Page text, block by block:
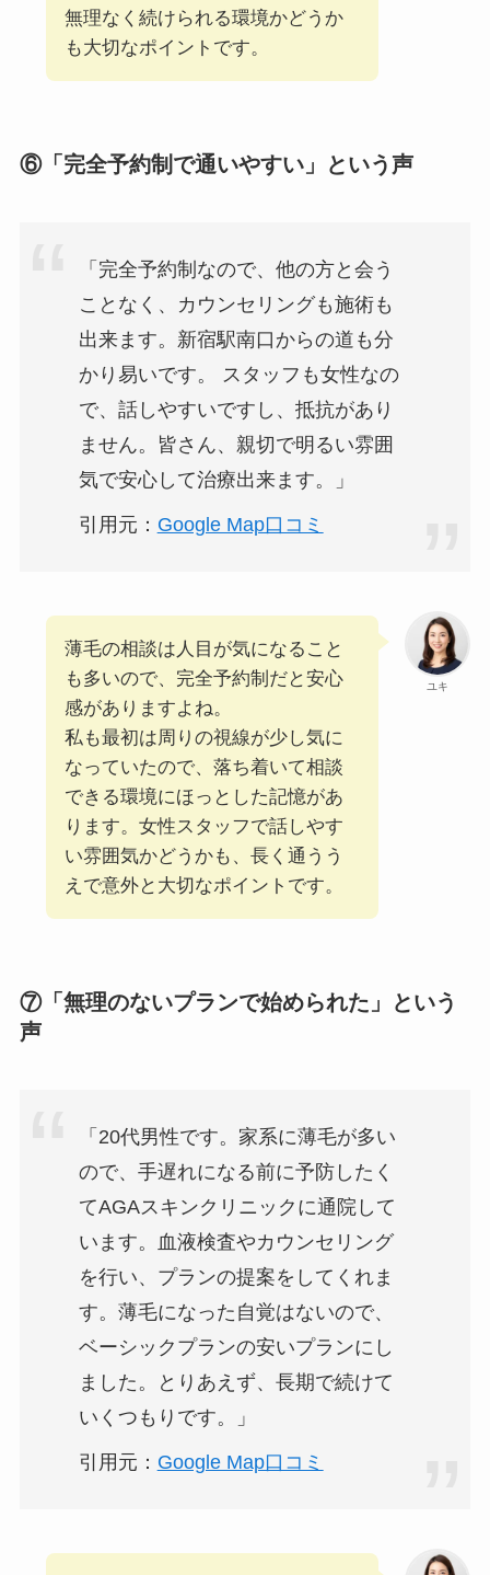
無理なく続けられる環境かどうか
も大切なポイントです。
⑥「完全予約制で通いやすい」という声
「完全予約制なので、他の方と会う
ことなく、カウンセリングも施術も
出来ます。新宿駅南口からの道も分
かり易いです。 スタッフも女性なの
で、話しやすいですし、抵抗があり
ません。皆さん、親切で明るい雰囲
気で安心して治療出来ます。」
引用元： Google Map口コミ
ユキ
薄毛の相談は人目が気になること
も多いので、完全予約制だと安心
感がありますよね。
私も最初は周りの視線が少し気に
なっていたので、落ち着いて相談
できる環境にほっとした記憶があ
ります。女性スタッフで話しやす
い雰囲気かどうかも、長く通うう
えで意外と大切なポイントです。
⑦「無理のないプランで始められた」という
声
「20代男性です。家系に薄毛が多い
ので、手遅れになる前に予防したく
てAGAスキンクリニックに通院して
います。血液検査やカウンセリング
を行い、プランの提案をしてくれま
す。薄毛になった自覚はないので、
ベーシックプランの安いプランにし
ました。とりあえず、長期で続けて
いくつもりです。」
引用元： Google Map口コミ